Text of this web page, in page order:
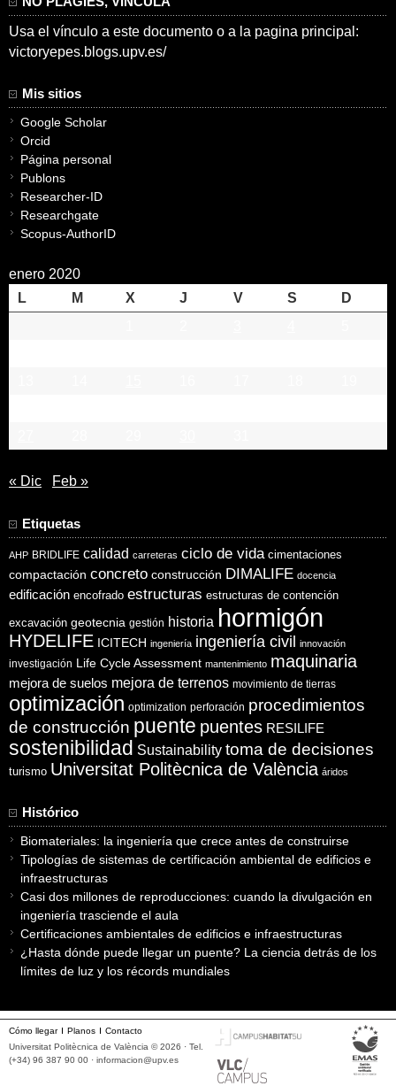
Usa el vínculo a este documento o a la pagina principal:
victoryepes.blogs.upv.es/
Mis sitios
Google Scholar
Orcid
Página personal
Publons
Researcher-ID
Researchgate
Scopus-AuthorID
enero 2020
L
M X J V S
D
« Dic Feb »
Etiquetas
AHP BRIDLIFE calidad carreteras ciclo de vida cimentaciones
compactación concreto construcción DIMALIFE docencia
edificación encofrado estructuras estructuras de contención
excavación geotecnia gestión historia hormigón
HYDELIFE ICITECH ingeniería ingeniería civil innovación
investigación Life Cycle Assessment mantenimiento maquinaria
mejora de suelos mejora de terrenos movimiento de tierras
optimización optimization perforación procedimientos
de construcción puente puentes RESILIFE
sostenibilidad Sustainability toma de decisiones
turismo Universitat Politècnica de València áridos
Histórico
Biomateriales: la ingeniería que crece antes de construirse
Tipologías de sistemas de certificación ambiental de edificios e
infraestructuras
Casi dos millones de reproducciones: cuando la divulgación en
ingeniería trasciende el aula
Certificaciones ambientales de edificios e infraestructuras
¿Hasta dónde puede llegar un puente? La ciencia detrás de los
límites de luz y los récords mundiales
Cómo llegar Planos
Contacto
Universitat Politècnica de València © 2026 · Tel.
(+34) 96 387 90 00 · informacion@upv.es